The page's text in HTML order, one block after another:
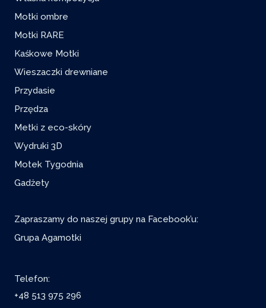
Motki ombre
Motki RARE
Kaśkowe Motki
Wieszaczki drewniane
Przydasie
Przędza
Metki z eco-skóry
Wydruki 3D
Motek Tygodnia
Gadżety
Zapraszamy do naszej grupy na Facebook’u:
Grupa Agamotki
Telefon:
+48 513 975 296